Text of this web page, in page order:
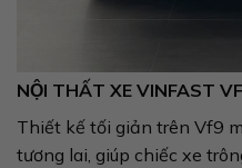
NỘI THẤT XE VINFAST
Thiết kế tối giản trên Vf9
tương lai, giúp chiếc xe